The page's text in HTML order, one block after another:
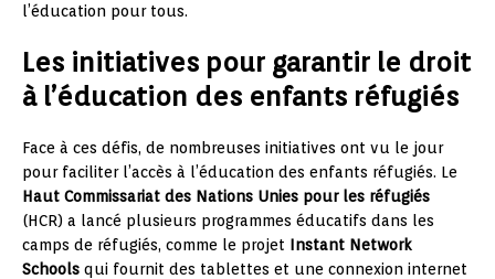
l’éducation pour tous.
Les initiatives pour garantir le droit
à l’éducation des enfants réfugiés
Face à ces défis, de nombreuses initiatives ont vu le jour
pour faciliter l’accès à l’éducation des enfants réfugiés. Le
Haut Commissariat des Nations Unies pour les réfugiés
(HCR) a lancé plusieurs programmes éducatifs dans les
camps de réfugiés, comme le projet Instant Network
Schools qui fournit des tablettes et une connexion internet